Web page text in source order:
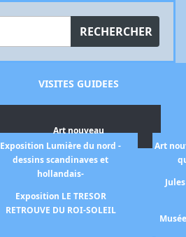
RECHERCHER
Exposition Lumière du nord -
dessins scandinaves et
hollandais-
Exposition LE TRESOR
RETROUVE DU ROI-SOLEIL
VISITES GUIDEES
Art nouveau
Art